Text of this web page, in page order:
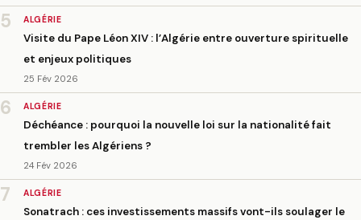
5 ALGÉRIE
Visite du Pape Léon XIV : l’Algérie entre ouverture spirituelle
et enjeux politiques
25 Fév 2026
6 ALGÉRIE
Déchéance : pourquoi la nouvelle loi sur la nationalité fait
trembler les Algériens ?
24 Fév 2026
7 ALGÉRIE
Sonatrach : ces investissements massifs vont-ils soulager le